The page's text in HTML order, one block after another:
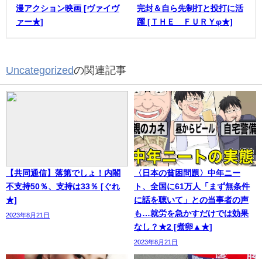
漫アクション映画 [ヴァイヴ
ァー★]
完封＆自ら先制打と投打に活
躍 [ＴＨＥ ＦＵＲＹφ★]
Uncategorizedの関連記事
【共同通信】落第でしょ！内閣
不支持50％、支持は33％ [ぐれ
★]
2023年8月21日
〈日本の貧困問題〉中年ニー
ト、全国に61万人「まず無条件
に話を聴いて」との当事者の声
も…就労を急かすだけでは効果
なし？★2 [煮卵▲★]
2023年8月21日